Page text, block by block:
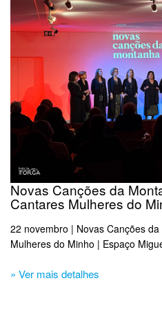
Novas Canções da
Cantares Mulheres do
22 novembro | Novas Canções
Mulheres do Minho | Espaço
» Ver mais detalhes